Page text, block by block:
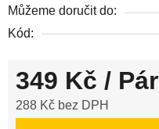
Můžeme doručit do:
Kód:
349 Kč / Pár
288 Kč bez DPH